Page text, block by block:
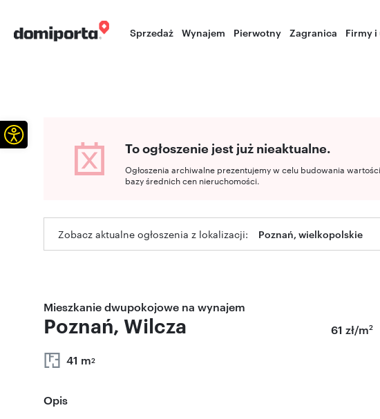
Sprzedaż Wynajem Pierwotny Zagranica Firmy i
To ogłoszenie jest już nieaktualne.
Ogłoszenia archiwalne prezentujemy w celu budowania
bazy średnich cen nieruchomości.
Zobacz aktualne ogłoszenia z lokalizacji: Poznań, wielkopolskie
Mieszkanie dwupokojowe na wynajem
Poznań, Wilcza
41 m2
61 zł/m2
Opis
Otwórz pasek narzędzi